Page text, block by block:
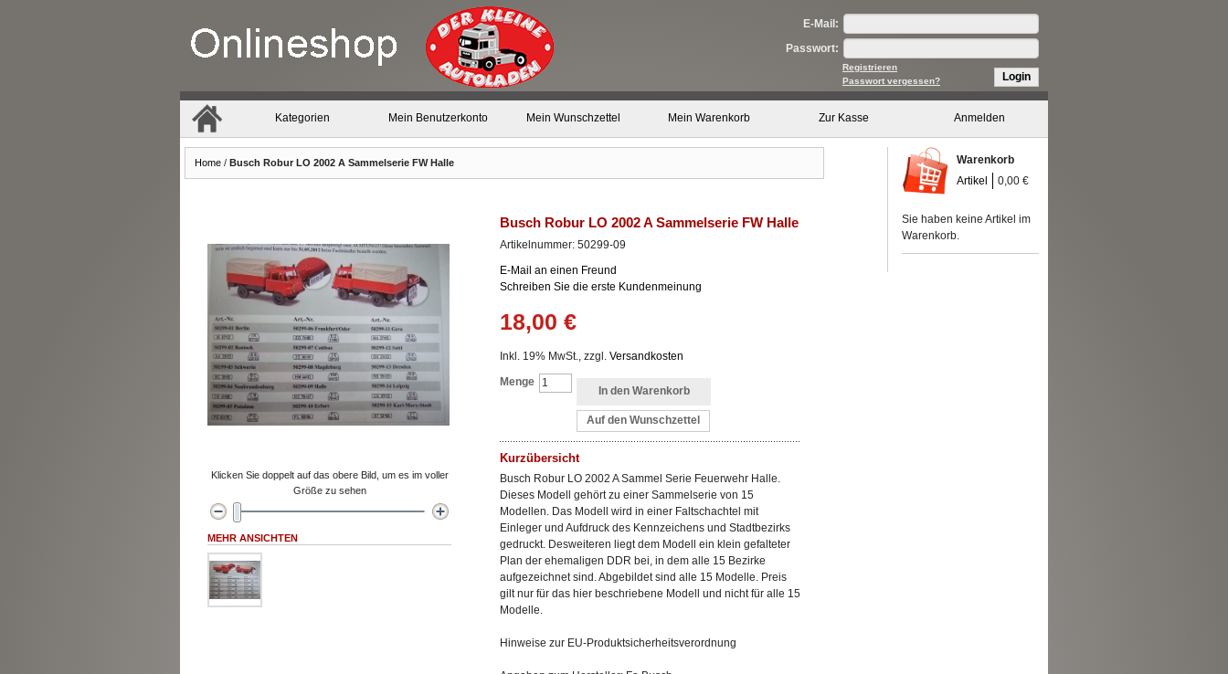
E-Mail:
Passwort:
Registrieren
Passwort vergessen?
Login
Kategorien Mein Benutzerkonto Mein Wunschzettel Mein Warenkorb Zur Kasse Anmelden
Home / Busch Robur LO 2002 A Sammelserie FW Halle
Busch Robur LO 2002 A Sammelserie FW Halle
Artikelnummer: 50299-09
E-Mail an einen Freund
Schreiben Sie die erste Kundenmeinung
18,00 €
Inkl. 19% MwSt., zzgl. Versandkosten
Menge
In den Warenkorb
Auf den Wunschzettel
Kurzübersicht
Busch Robur LO 2002 A Sammel Serie Feuerwehr Halle.
Dieses Modell gehört zu einer Sammelserie von 15
Modellen. Das Modell wird in einer Faltschachtel mit
Einleger und Aufdruck des Kennzeichens und Stadtbezirks
gedruckt. Desweiteren liegt dem Modell ein klein gefalteter
Plan der ehemaligen DDR bei, in dem alle 15 Bezirke
aufgezeichnet sind. Abgebildet sind alle 15 Modelle. Preis
gilt nur für das hier beschriebene Modell und nicht für alle 15
Modelle.
Hinweise zur EU-Produktsicherheitsverordnung
Klicken Sie doppelt auf das obere Bild, um es im voller
Größe zu sehen
MEHR ANSICHTEN
Warenkorb
Artikel
0,00 €
Sie haben keine Artikel im
Warenkorb.